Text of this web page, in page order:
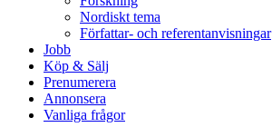
Nordiskt tema
Författar- och referentanvisningar
Jobb
Köp & Sälj
Prenumerera
Annonsera
Vanliga frågor